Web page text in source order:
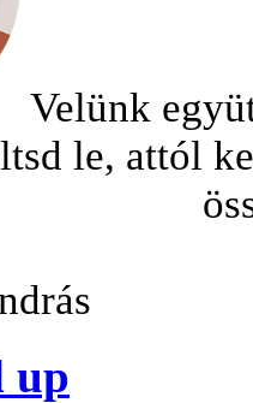
Velünk
le, attól
up